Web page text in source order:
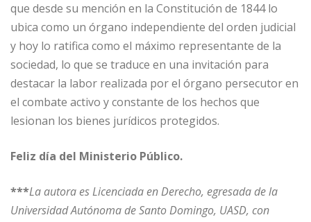
que desde su mención en la Constitución de 1844 lo
ubica como un órgano independiente del orden judicial
y hoy lo ratifica como el máximo representante de la
sociedad, lo que se traduce en una invitación para
destacar la labor realizada por el órgano persecutor en
el combate activo y constante de los hechos que
lesionan los bienes jurídicos protegidos.
Feliz día del Ministerio Público.
***La autora es Licenciada en Derecho, egresada de la
Universidad Autónoma de Santo Domingo, UASD, con